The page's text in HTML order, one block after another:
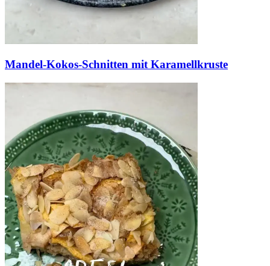
Mandel-Kokos-Schnitten mit Karamellkruste